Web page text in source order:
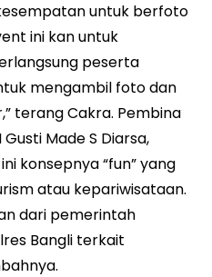
untuk berfoto
ini kan untuk
peserta
mengambil foto dan
terang Cakra. Pembina
Made S Diarsa,
konsepnya “fun” yang
atau kepariwisataan.
dari pemerintah
Bangli terkait